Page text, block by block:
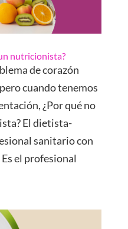
nutricionista?
de corazón
cuando tenemos
¿Por qué no
El dietista-
sanitario con
el profesional